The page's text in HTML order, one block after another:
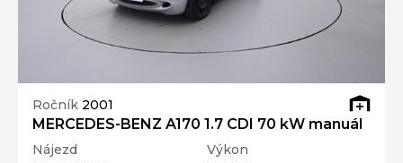
Ročník 2001
MERCEDES-BENZ A170 1.7 CDI 70 kW manuál
Nájezd
Výkon